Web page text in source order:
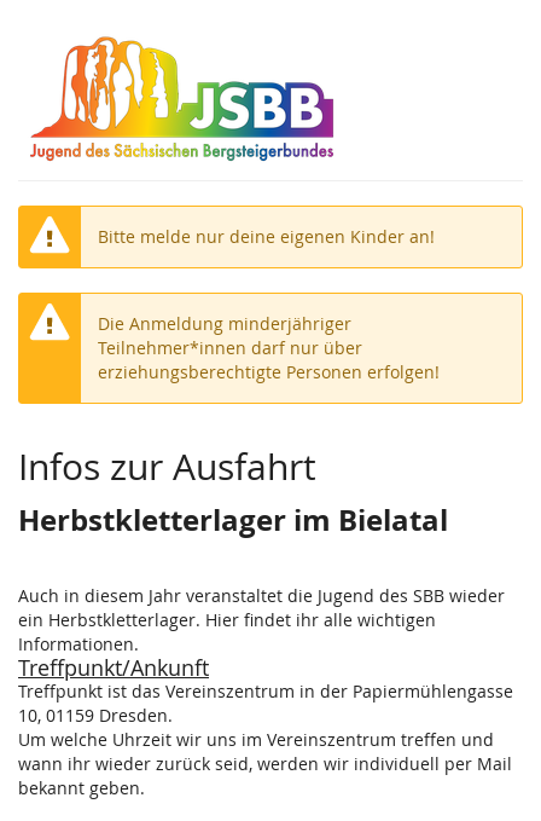
Haupt-
springen
Bitte melde nur deine eigenen Kinder an!
Die Anmeldung minderjähriger
Teilnehmer*innen darf nur über
erziehungsberechtigte Personen erfolgen!
Infos zur Ausfahrt
Herbstkletterlager im Bielatal
Auch in diesem Jahr veranstaltet die Jugend des SBB wieder
ein Herbstkletterlager. Hier findet ihr alle wichtigen
Informationen.
Treffpunkt/Ankunft
Treffpunkt ist das Vereinszentrum in der Papiermühlengasse
10, 01159 Dresden.
Um welche Uhrzeit wir uns im Vereinszentrum treffen und
wann ihr wieder zurück seid, werden wir individuell per Mail
bekannt geben.